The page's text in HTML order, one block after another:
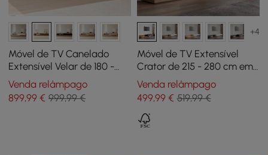
Móvel de TV Canelado
Extensível Velar de 180 -
290 cm com Tampo em
Pedra Sinterizada e 3
Gavetas
Venda relâmpago
899,99 € 999,99 €
+4
Móvel de TV Extensível
Crator de 215 - 280 cm em
Preto e Nogueira com 3
Gavetas
Venda relâmpago
499,99€ 519,99 €